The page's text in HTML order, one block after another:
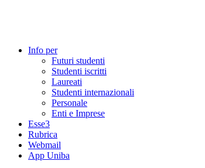
Info per
Futuri studenti
Studenti iscritti
Laureati
Studenti internazionali
Personale
Enti e Imprese
Esse3
Rubrica
Webmail
App Uniba